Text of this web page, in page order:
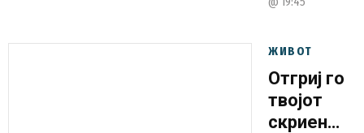
ЖИВОТ
Отгриј го
твојот
скриен